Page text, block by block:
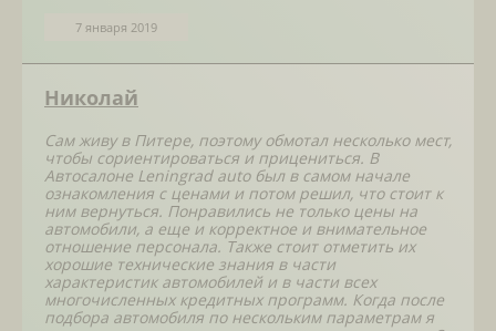
7 января 2019
Николай
Сам живу в Питере, поэтому обмотал несколько мест,
чтобы сориентироваться и прицениться. В
Автосалоне Leningrad auto был в самом начале
ознакомления с ценами и потом решил, что стоит к
ним вернуться. Понравились не только цены на
автомобили, а еще и корректное и внимательное
отношение персонала. Также стоит отметить их
хорошие технические знания в части
характеристик автомобилей и в части всех
многочисленных кредитных программ. Когда после
подбора автомобиля по нескольким параметрам я